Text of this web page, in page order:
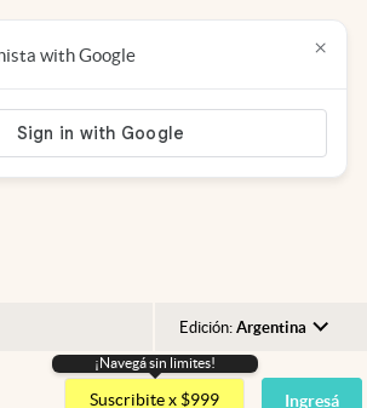
Edición: Argentina
Argentina
¡Navegá sin limites!
Suscribite x $999 Ingresá
with Google ×